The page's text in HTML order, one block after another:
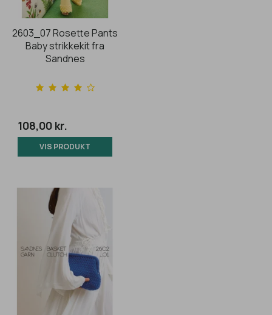
2603_07 Rosette Pants
Baby strikkekit fra
Sandnes
108,00 kr.
VIS PRODUKT